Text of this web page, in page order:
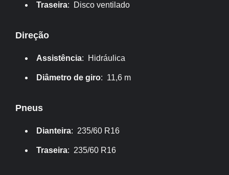
Traseira: Disco ventilado
Direção
Assistência: Hidráulica
Diâmetro de giro: 11,6 m
Pneus
Dianteira: 235/60 R16
Traseira: 235/60 R16